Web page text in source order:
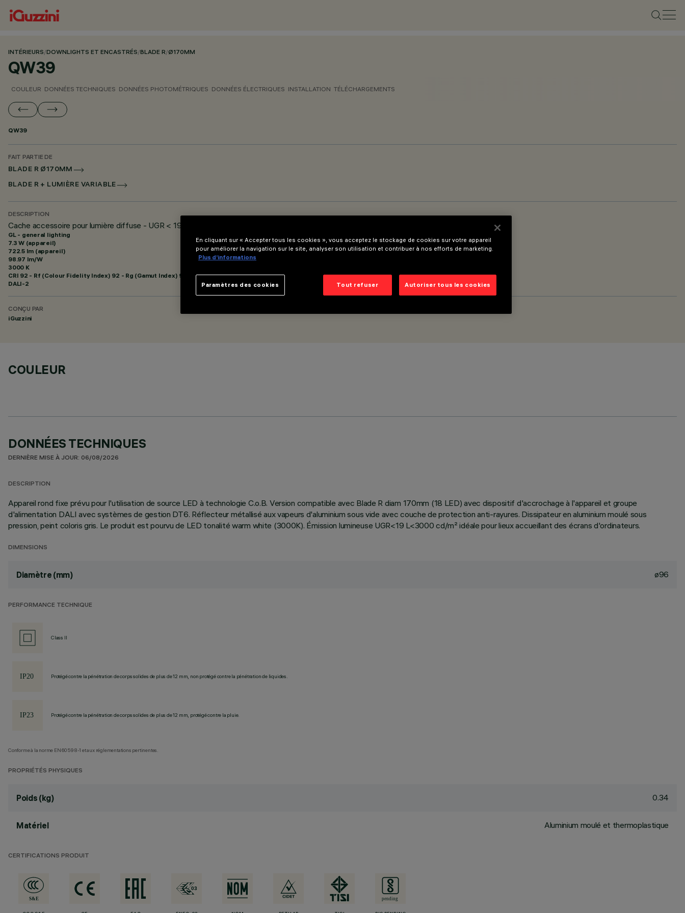
INTÉRIEURS/DOWNLIGHTS ET ENCASTRÉS/BLADE R/Ø170MM
QW39
COULEUR DONNÉES TECHNIQUES DONNÉES PHOTOMÉTRIQUES DONNÉES ÉLECTRIQUES INSTALLATION TÉLÉCHARGEMENTS
QW39
FAIT PARTIE DE
BLADE R Ø170MM
BLADE R + LUMIÈRE VARIABLE
DESCRIPTION
Cache accessoire pour lumière diffuse - UGR < 19
GL - general lighting
7.3 W (appareil)
722.5 lm (appareil)
98.97 lm/W
3000 K
CRI 92 - Rf (Colour Fidelity Index) 92 - Rg (Gamut Index) 99
DALI-2
CONÇU PAR
iGuzzini
COULEUR
DONNÉES TECHNIQUES
DERNIÈRE MISE À JOUR: 06/08/2026
DESCRIPTION
Appareil rond fixe prévu pour l'utilisation de source LED à technologie C.o.B. Version compatible avec Blade R diam 170mm (18 LED) avec dispositif d'accrochage à l'appareil et groupe
d'alimentation DALI avec systèmes de gestion DT6. Réflecteur métallisé aux vapeurs d'aluminium sous vide avec couche de protection anti-rayures. Dissipateur en aluminium moulé sous
pression, peint coloris gris. Le produit est pourvu de LED tonalité warm white (3000K). Émission lumineuse UGR<19 L<3000 cd/m² idéale pour lieux accueillant des écrans d'ordinateurs.
DIMENSIONS
Diamètre (mm) ø96
PERFORMANCE TECHNIQUE
Class II
Protégé contre la pénétration de corps solides de plus de 12 mm, non protégé contre la pénétration de liquides.
Protégé contre la pénétration de corps solides de plus de 12 mm, protégé contre la pluie.
Conforme à la norme EN60598-1 et aux réglementations pertinentes.
PROPRIÉTÉS PHYSIQUES
Poids (kg) 0.34
Matériel Aluminium moulé et thermoplastique
CERTIFICATIONS PRODUIT
En cliquant sur « Accepter tous les cookies », vous acceptez le stockage de cookies sur votre appareil
pour améliorer la navigation sur le site, analyser son utilisation et contribuer à nos efforts de marketing.
Plus d’informations
Tout refuser Autoriser tous les cookies
Paramètres des cookies